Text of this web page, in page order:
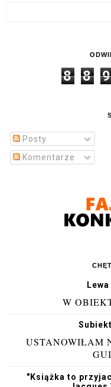
8 8 9
Posty
Komentarze
W
USTANOWIŁAM
"Książka to